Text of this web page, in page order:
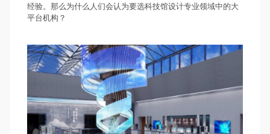
经验。那么为什么人们会认为要选科技馆设计专业领域中的大
平台机构？